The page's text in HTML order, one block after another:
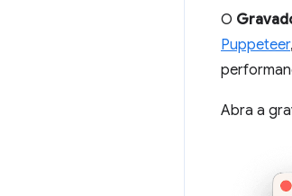
O
Puppeteer
Abra a